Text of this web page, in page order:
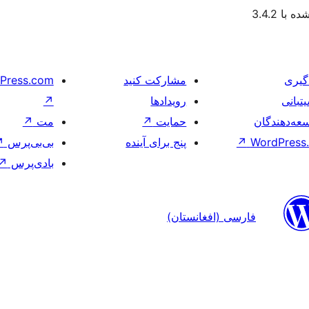
3.4.2
↗
مشارکت کنید
رویدادها
حمایت ↗
پنج برای آینده
↗
مت ↗
بی‌بی‌پرس
بادی‌پرس
فارسی (افغانستان)